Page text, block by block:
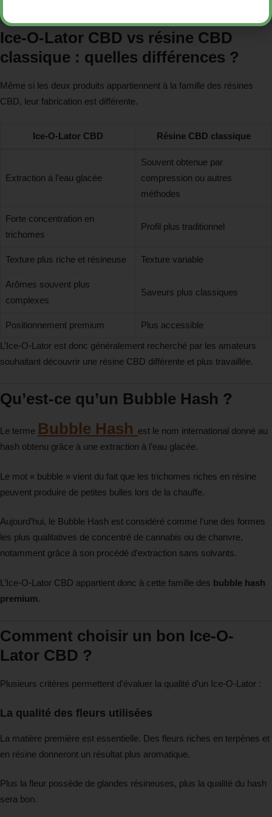
Ice-O-Lator CBD vs résine CBD
classique : quelles différences ?
Même si les deux produits appartiennent à la famille des résines
CBD, leur fabrication est différente.
Ice-O-Lator CBD Résine CBD classique
Extraction à l’eau glacée
Souvent obtenue par
compression ou autres
méthodes
Forte concentration en
trichomes
Profil plus traditionnel
Texture plus riche et résineuse Texture variable
Arômes souvent plus
complexes
Saveurs plus classiques
Positionnement premium
Plus accessible
L’Ice-O-Lator est donc généralement recherché par les amateurs
souhaitant découvrir une résine CBD différente et plus travaillée.
Qu’est-ce qu’un Bubble Hash ?
Le terme Bubble Hash est le nom international donné au
hash obtenu grâce à une extraction à l’eau glacée.
Le mot « bubble » vient du fait que les trichomes riches en résine
peuvent produire de petites bulles lors de la chauffe.
Aujourd’hui, le Bubble Hash est considéré comme l’une des formes
les plus qualitatives de concentré de cannabis ou de chanvre,
notamment grâce à son procédé d’extraction sans solvants.
L’Ice-O-Lator CBD appartient donc à cette famille des bubble hash
premium.
Comment choisir un bon Ice-O-
Lator CBD ?
Plusieurs critères permettent d’évaluer la qualité d’un Ice-O-Lator :
La qualité des fleurs utilisées
La matière première est essentielle. Des fleurs riches en terpènes et
en résine donneront un résultat plus aromatique.
Plus la fleur possède de glandes résineuses, plus la qualité du hash
sera bon.